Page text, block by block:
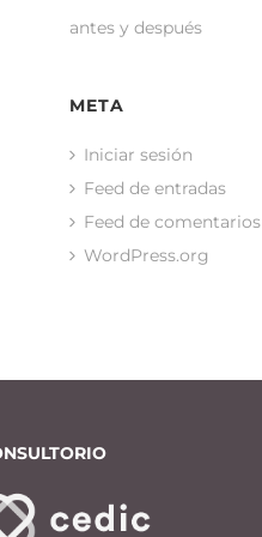
antes y después
META
Iniciar sesión
Feed de entradas
Feed de comentarios
WordPress.org